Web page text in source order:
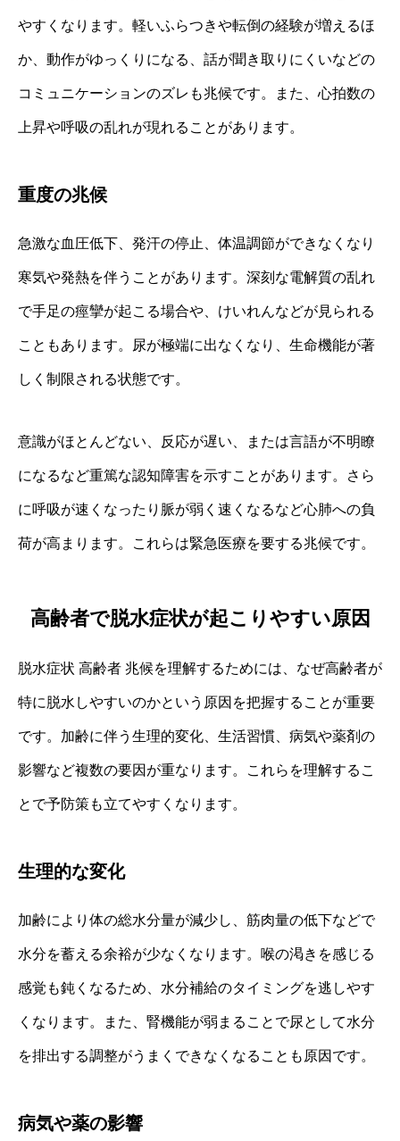
やすくなります。軽いふらつきや転倒の経験が増えるほ
か、動作がゆっくりになる、話が聞き取りにくいなどの
コミュニケーションのズレも兆候です。また、心拍数の
上昇や呼吸の乱れが現れることがあります。
重度の兆候
急激な血圧低下、発汗の停止、体温調節ができなくなり
寒気や発熱を伴うことがあります。深刻な電解質の乱れ
で手足の痙攣が起こる場合や、けいれんなどが見られる
こともあります。尿が極端に出なくなり、生命機能が著
しく制限される状態です。
意識がほとんどない、反応が遅い、または言語が不明瞭
になるなど重篤な認知障害を示すことがあります。さら
に呼吸が速くなったり脈が弱く速くなるなど心肺への負
荷が高まります。これらは緊急医療を要する兆候です。
高齢者で脱水症状が起こりやすい原因
脱水症状 高齢者 兆候を理解するためには、なぜ高齢者が
特に脱水しやすいのかという原因を把握することが重要
です。加齢に伴う生理的変化、生活習慣、病気や薬剤の
影響など複数の要因が重なります。これらを理解するこ
とで予防策も立てやすくなります。
生理的な変化
加齢により体の総水分量が減少し、筋肉量の低下などで
水分を蓄える余裕が少なくなります。喉の渇きを感じる
感覚も鈍くなるため、水分補給のタイミングを逃しやす
くなります。また、腎機能が弱まることで尿として水分
を排出する調整がうまくできなくなることも原因です。
病気や薬の影響